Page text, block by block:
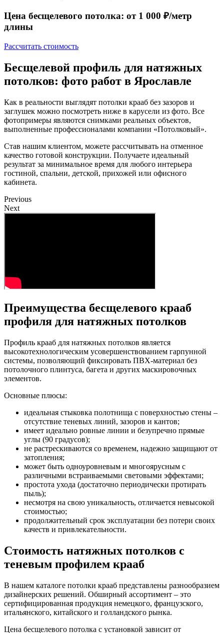
Цена бесщелевого потолка: от 1 000 ₽/метр
длины
Рассчитать стоимость
Бесщелевой профиль для натяжных
потолков: фото работ в Ярославле
Как в реальности выглядят потолки крааб без зазоров и
заглушек можно посмотреть ниже в карусели из фото. Все
фотопримеры являются снимками реальных объектов,
выполненные профессионалами компании «Потолковый».
Став нашим клиентом, можете рассчитывать на отменное
качество готовой конструкции. Получаете идеальный
результат за минимальное время для любого интерьера
гостиной, спальни, детской, прихожей или офисного
кабинета.
Previous
Next
Преимущества бесщелевого крааб
профиля для натяжных потолков
Профиль крааб для натяжных потолков является
высокотехнологическим усовершенствованием гарпунной
системы, позволяющий фиксировать ПВХ-материал без
потолочного плинтуса, багета и других маскировочных
элементов.
Основные плюсы:
идеальная стыковка полотнища с поверхностью стены –
отсутствие теневых линий, зазоров и кантов;
имеет идеально ровные линии и безупречно прямые
углы (90 градусов);
не растрескиваются со временем, надежно защищают от
затопления;
может быть одноуровневым и многоярусным с
различными встраиваемыми световыми эффектами;
простота ухода (достаточно периодически протирать
пыль);
несмотря на свою уникальность, отличается невысокой
стоимостью;
продолжительный срок эксплуатации без потери своих
качеств и привлекательности.
Стоимость натяжных потолков с
теневым профилем крааб
В нашем каталоге потолки крааб представлены разнообразием
дизайнерских решений. Обширный ассортимент – это
сертифицированная продукция немецкого, французского,
итальянского, китайского и голландского рынка.
Цена бесщелевого потолка с установкой зависит от